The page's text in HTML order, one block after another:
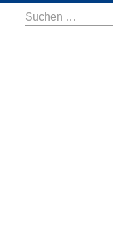
Suche
nach: